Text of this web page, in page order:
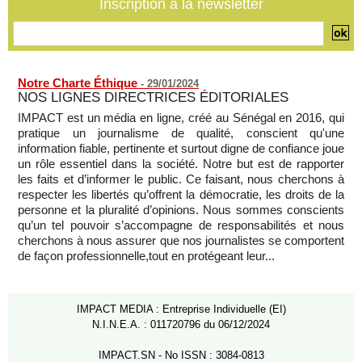
07/08/2026 -
Inscription à la newsletter
Notre Charte Éthique - 29/01/2024
NOS LIGNES DIRECTRICES ÉDITORIALES
IMPACT est un média en ligne, créé au Sénégal en 2016, qui
pratique un journalisme de qualité, conscient qu'une
information fiable, pertinente et surtout digne de confiance joue
un rôle essentiel dans la société. Notre but est de rapporter
les faits et d’informer le public. Ce faisant, nous cherchons à
respecter les libertés qu’offrent la démocratie, les droits de la
personne et la pluralité d’opinions. Nous sommes conscients
qu’un tel pouvoir s’accompagne de responsabilités et nous
cherchons à nous assurer que nos journalistes se comportent
de façon professionnelle,tout en protégeant leur...
IMPACT MEDIA : Entreprise Individuelle (EI)
N.I.N.E.A. : 011720796 du 06/12/2024
IMPACT.SN - No ISSN : 3084-0813